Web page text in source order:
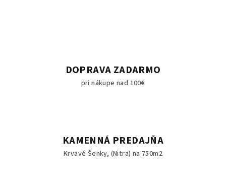
v
k
i
s
DOPRAVA ZADARMO
pri nákupe nad 100€
KAMENNÁ PREDAJŇA
Krvavé Šenky, (Nitra) na 750m2